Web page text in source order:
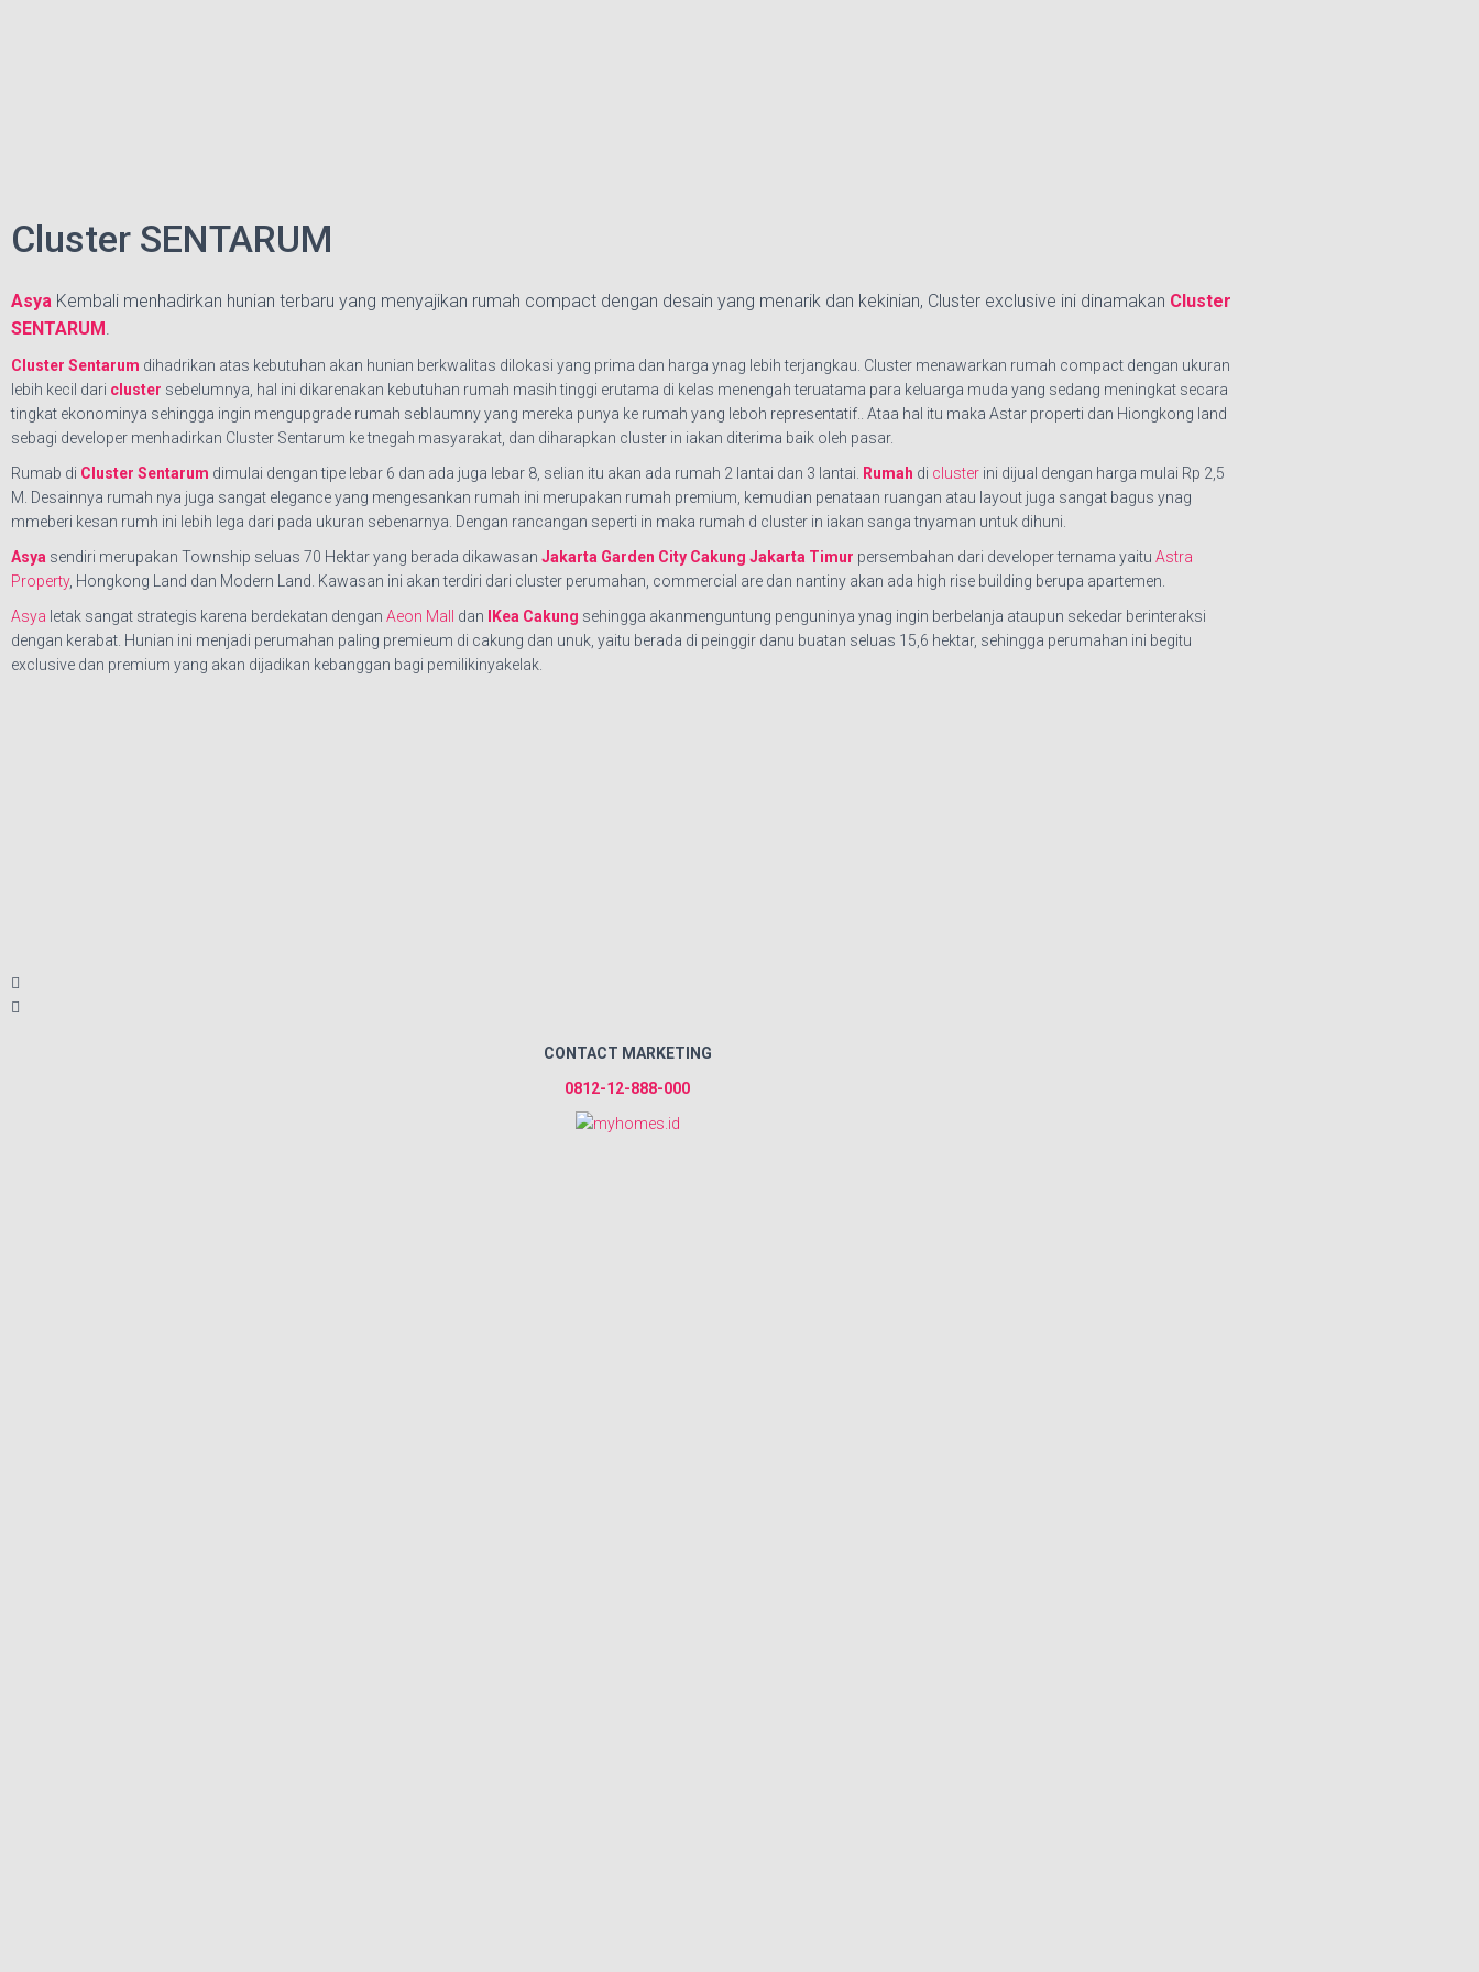
Cluster SENTARUM
Asya Kembali menhadirkan hunian terbaru yang menyajikan rumah compact dengan desain yang menarik dan kekinian, Cluster exclusive ini dinamakan Cluster
SENTARUM.
Cluster Sentarum dihadrikan atas kebutuhan akan hunian berkwalitas dilokasi yang prima dan harga ynag lebih terjangkau. Cluster menawarkan rumah compact dengan ukuran
lebih kecil dari cluster sebelumnya, hal ini dikarenakan kebutuhan rumah masih tinggi erutama di kelas menengah teruatama para keluarga muda yang sedang meningkat secara
tingkat ekonominya sehingga ingin mengupgrade rumah seblaumny yang mereka punya ke rumah yang leboh representatif.. Ataa hal itu maka Astar properti dan Hiongkong land
sebagi developer menhadirkan Cluster Sentarum ke tnegah masyarakat, dan diharapkan cluster in iakan diterima baik oleh pasar.
Rumab di Cluster Sentarum dimulai dengan tipe lebar 6 dan ada juga lebar 8, selian itu akan ada rumah 2 lantai dan 3 lantai. Rumah di cluster ini dijual dengan harga mulai Rp 2,5
M. Desainnya rumah nya juga sangat elegance yang mengesankan rumah ini merupakan rumah premium, kemudian penataan ruangan atau layout juga sangat bagus ynag
mmeberi kesan rumh ini lebih lega dari pada ukuran sebenarnya. Dengan rancangan seperti in maka rumah d cluster in iakan sanga tnyaman untuk dihuni.
Asya sendiri merupakan Township seluas 70 Hektar yang berada dikawasan Jakarta Garden City Cakung Jakarta Timur persembahan dari developer ternama yaitu Astra
Property, Hongkong Land dan Modern Land. Kawasan ini akan terdiri dari cluster perumahan, commercial are dan nantiny akan ada high rise building berupa apartemen.
Asya letak sangat strategis karena berdekatan dengan Aeon Mall dan IKea Cakung sehingga akanmenguntung penguninya ynag ingin berbelanja ataupun sekedar berinteraksi
dengan kerabat. Hunian ini menjadi perumahan paling premieum di cakung dan unuk, yaitu berada di peinggir danu buatan seluas 15,6 hektar, sehingga perumahan ini begitu
exclusive dan premium yang akan dijadikan kebanggan bagi pemilikinyakelak.
CONTACT MARKETING
0812-12-888-000